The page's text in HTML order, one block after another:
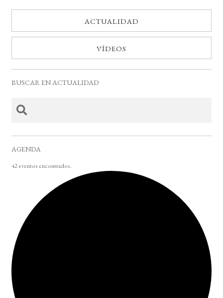
ACTUALIDAD
VÍDEOS
BUSCAR EN ACTUALIDAD
AGENDA
42 eventos encontrados.